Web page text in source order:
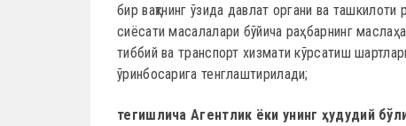
бир вақтнинг ўзида давлат органи ва ташкилоти
сиёсати масалалари бўйича раҳбарнинг
тиббий ва транспорт хизмати кўрсатиш
ўринбосарига тенглаштирилади;
тегишлича Агентлик ёки унинг ҳудудий